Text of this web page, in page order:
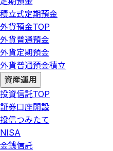
積立式定期預金
外貨預金TOP
外貨普通預金
外貨定期預金
外貨普通預金積立
資産運用
投資信託TOP
証券口座開設
投信つみたて
NISA
金銭信託